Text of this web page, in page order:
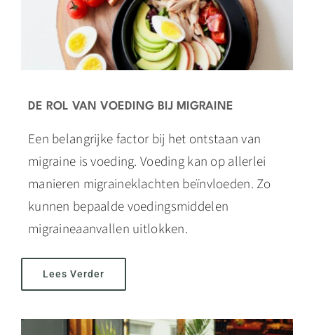
DE ROL VAN VOEDING BIJ MIGRAINE
Een belangrijke factor bij het ontstaan van
migraine is voeding. Voeding kan op allerlei
manieren migraineklachten beïnvloeden. Zo
kunnen bepaalde voedingsmiddelen
migraineaanvallen uitlokken.
Lees Verder